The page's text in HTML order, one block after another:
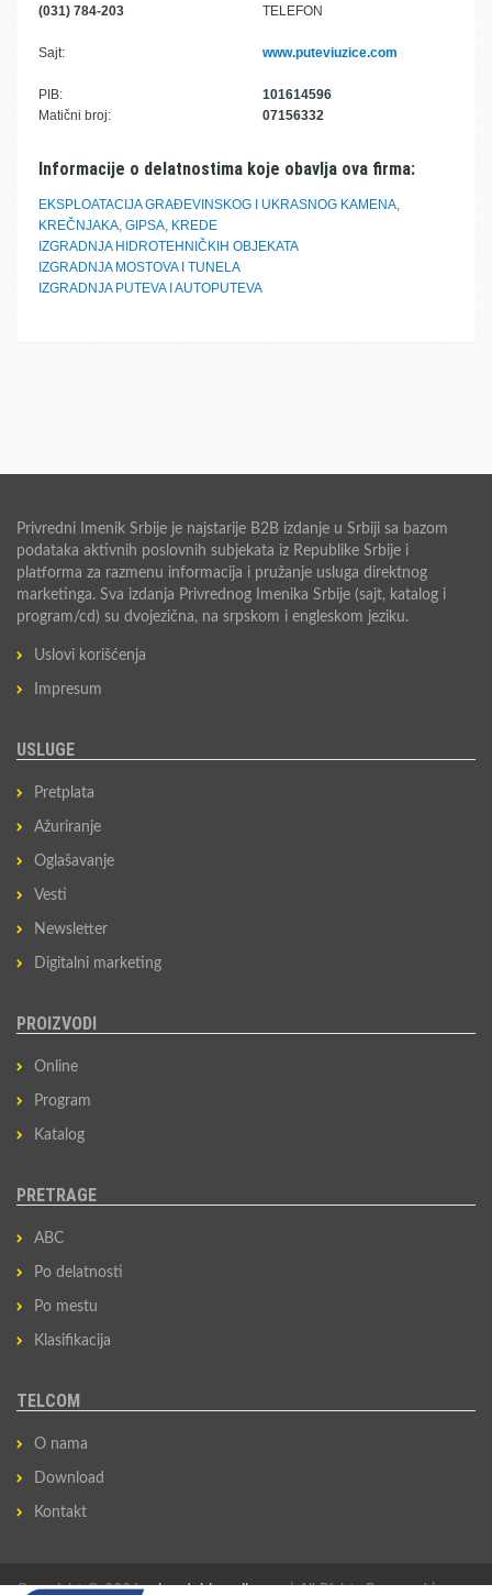
(031) 784-203 TELEFON
Sajt: www.puteviuzice.com
PIB:
101614596
Matični broj:
07156332
Informacije o delatnostima koje obavlja ova firma:
EKSPLOATACIJA GRAĐEVINSKOG I UKRASNOG KAMENA,
KREČNJAKA, GIPSA, KREDE
IZGRADNJA HIDROTEHNIČKIH OBJEKATA
IZGRADNJA MOSTOVA I TUNELA
IZGRADNJA PUTEVA I AUTOPUTEVA
Privredni Imenik Srbije je najstarije B2B izdanje u Srbiji sa bazom
podataka aktivnih poslovnih subjekata iz Republike Srbije i
platforma za razmenu informacija i pružanje usluga direktnog
marketinga. Sva izdanja Privrednog Imenika Srbije (sajt, katalog i
program/cd) su dvojezična, na srpskom i engleskom jeziku.
Uslovi korišćenja
Impresum
USLUGE
Pretplata
Ažuriranje
Oglašavanje
Vesti
Newsletter
Digitalni marketing
PROIZVODI
Online
Program
Katalog
PRETRAGE
ABC
Po delatnosti
Po mestu
Klasifikacija
TELCOM
O nama
Download
Kontakt
Copyright © 2026privredni-imenik.com